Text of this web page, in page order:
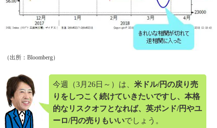
（出所：Bloomberg）
今週（3月26日～）は、 米ドル/円の戻り売
りをしつこく続けていきたいですし、本格
的なリスクオフとなれば、英ポンド/円やユ
ーロ/円の売りもいいでしょう。